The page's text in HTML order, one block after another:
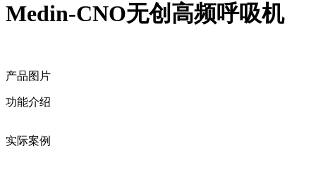
Medin-CNO无创高频呼吸机
产品图片
功能介绍
实际案例